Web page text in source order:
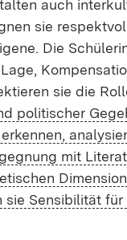
auch
sie
Die
sie die
po­li­ti­scher
mit
sie Sen­si­bi­li­tät